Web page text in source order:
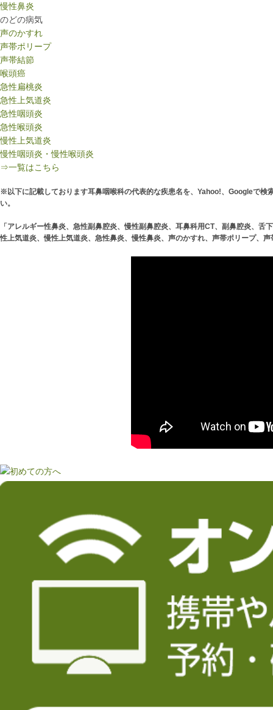
慢性鼻炎
のどの病気
声のかすれ
声帯ポリープ
声帯結節
喉頭癌
急性扁桃炎
急性上気道炎
急性咽頭炎
急性喉頭炎
慢性上気道炎
慢性咽頭炎・慢性喉頭炎
⇒一覧はこちら
※以下に記載しております耳鼻咽喉科の代表的な疾患名を、Yahoo!、Googleで検
い。
「アレルギー性鼻炎、急性副鼻腔炎、慢性副鼻腔炎、耳鼻科用CT、副鼻腔炎、
性上気道炎、慢性上気道炎、急性鼻炎、慢性鼻炎、声のかすれ、声帯ポリープ、